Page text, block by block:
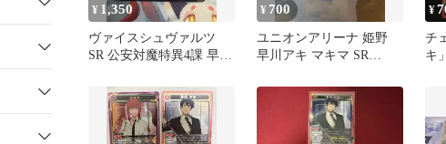
¥ 1,350
ヴァイスシュヴァルツ
SR 公安対魔特異4課 早川
マン
¥ 700
ユニオンアリーナ 姫野
早川アキ マキマ SR
¥
チ
キ